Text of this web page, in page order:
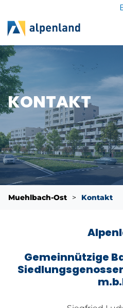
Direkt zum Inhalt
Kontakt
KONTAKT
Sie befinden sich hier:
Muehlbach-Ost Kontakt
Gemeinnützige